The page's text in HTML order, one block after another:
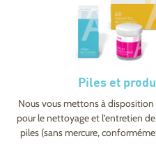
Piles et
Nous vous mettons à
pour le nettoyage et l’entretien
piles (sans mercure,